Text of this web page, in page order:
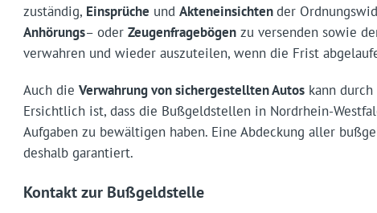
zuständig, Einsprüche und Akteneinsichtender
Anhörungs– oder Zeugenfragebögenzu versenden sowie
verwahren und wieder auszuteilen, wenn die Frist
Auch die Verwahrung von sichergestellten Autoskann durch
Ersichtlich ist, dass die Bußgeldstellen in Nordrhein-
Aufgaben zu bewältigen haben. Eine Abdeckung aller
deshalb garantiert.
Kontakt zur Bußgeldstelle